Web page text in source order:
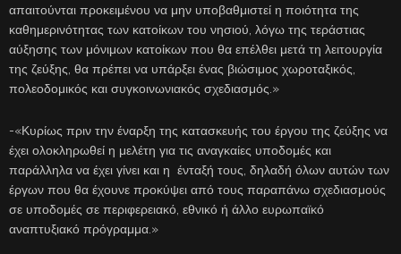
απαιτούνται προκειμένου να μην υποβαθμιστεί η ποιότητα της
καθημερινότητας των κατοίκων του νησιού, λόγω της τεράστιας
αύξησης των μόνιμων κατοίκων που θα επέλθει μετά τη λειτουργία
της ζεύξης, θα πρέπει να υπάρξει ένας βιώσιμος χωροταξικός,
πολεοδομικός και συγκοινωνιακός σχεδιασμός.»
-«Κυρίως πριν την έναρξη της κατασκευής του έργου της ζεύξης να
έχει ολοκληρωθεί η μελέτη για τις αναγκαίες υποδομές και
παράλληλα να έχει γίνει και η ένταξή τους, δηλαδή όλων αυτών των
έργων που θα έχουνε προκύψει από τους παραπάνω σχεδιασμούς
σε υποδομές σε περιφερειακό, εθνικό ή άλλο ευρωπαϊκό
αναπτυξιακό πρόγραμμα.»